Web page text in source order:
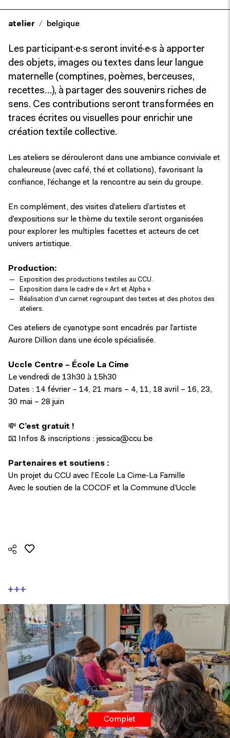
atelier belgique
Les participant·e·s seront invité·e·s à apporter
des objets, images ou textes dans leur langue
maternelle (comptines, poèmes, berceuses,
recettes…), à partager des souvenirs riches de
sens. Ces contributions seront transformées en
traces écrites ou visuelles pour enrichir une
création textile collective.
Les ateliers se dérouleront dans une ambiance conviviale et
chaleureuse (avec café, thé et collations), favorisant la
confiance, l’échange et la rencontre au sein du groupe.
En complément, des visites d’ateliers d’artistes et
d’expositions sur le thème du textile seront organisées
pour explorer les multiples facettes et acteurs de cet
univers artistique.
Production:
Exposition des productions textiles au CCU.
Exposition dans le cadre de « Art et Alpha »
Réalisation d’un carnet regroupant des textes et des photos des
ateliers.
Ces ateliers de cyanotype sont encadrés par l’artiste
Aurore Dillion dans une école spécialisée.
Uccle Centre – École La Cime
Le vendredi de 13h30 à 15h30
Dates : 14 février – 14, 21 mars – 4, 11, 18 avril – 16, 23,
30 mai – 28 juin
💸 C’est gratuit !
📧 Infos & inscriptions : jessica@ccu.be
Partenaires et soutiens :
Un projet du CCU avec l’Ecole La Cime-La Famille
Avec le soutien de la COCOF et la Commune d’Uccle
+++
Complet